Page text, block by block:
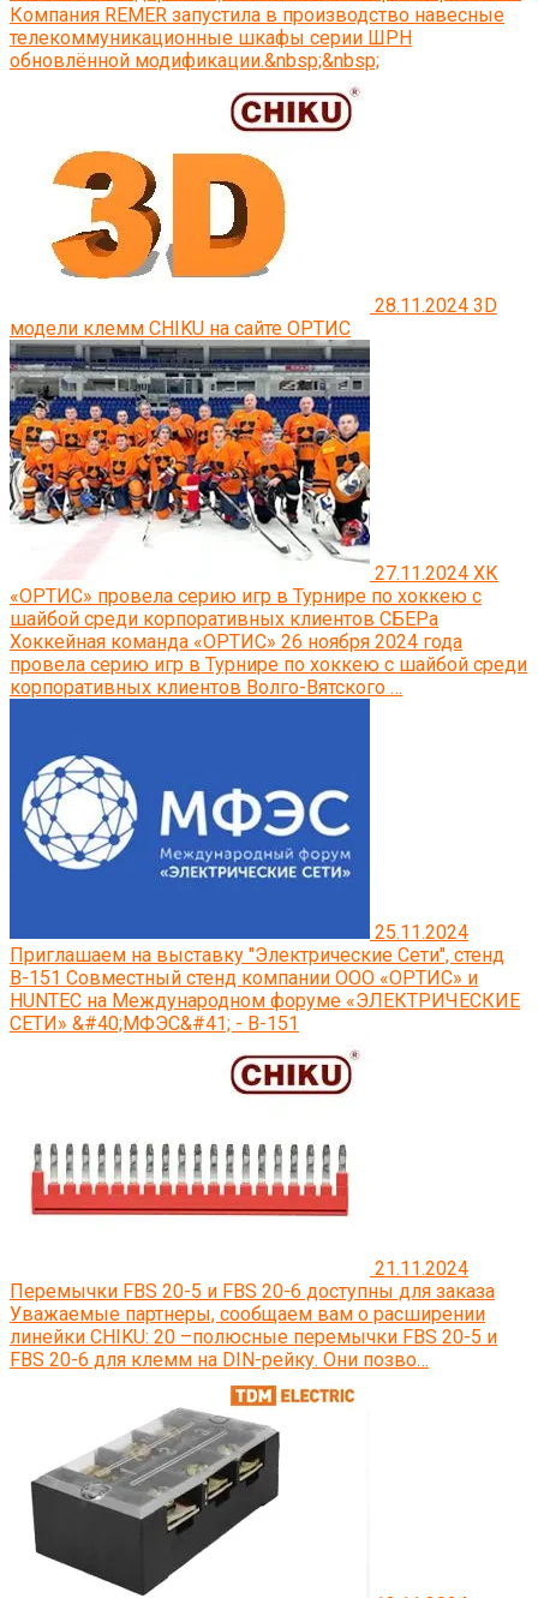
Компания REMER запустила в производство навесные
телекоммуникационные шкафы серии ШРН
обновлённой модификации.&nbsp;&nbsp;
28.11.2024 3D
модели клемм CHIKU на сайте ОРТИС
27.11.2024 ХК
«ОРТИС» провела серию игр в Турнире по хоккею с
шайбой среди корпоративных клиентов СБЕРа
Хоккейная команда «ОРТИС» 26 ноября 2024 года
провела серию игр в Турнире по хоккею с шайбой среди
корпоративных клиентов Волго-Вятского …
25.11.2024
Приглашаем на выставку "Электрические Сети", стенд
В-151 Совместный стенд компании ООО «ОРТИС» и
HUNTEC на Международном форуме «ЭЛЕКТРИЧЕСКИЕ
СЕТИ» &#40;МФЭС&#41; - B-151
21.11.2024
Перемычки FBS 20-5 и FBS 20-6 доступны для заказа
Уважаемые партнеры, сообщаем вам о расширении
линейки CHIKU: 20 –полюсные перемычки FBS 20-5 и
FBS 20-6 для клемм на DIN-рейку. Они позво…